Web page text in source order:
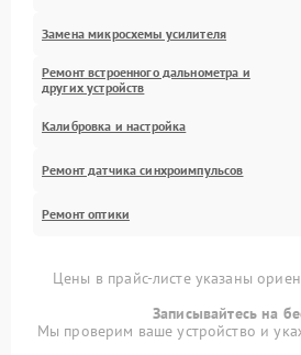
Замена микросхемы усилителя
Ремонт встроенного дальнометра и
других устройств
Калибровка и настройка
Ремонт датчика синхроимпульсов
Ремонт оптики
Цены в прайс-листе указаны
Записывайтесь на
Мы проверим ваше устройство и